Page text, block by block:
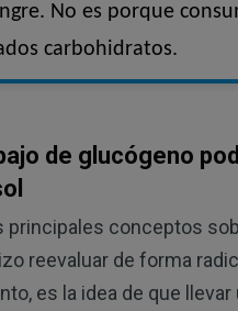
No es porque
carbohidratos.
de glucógeno
principales conceptos
reevaluar de forma
es la idea de que llevar